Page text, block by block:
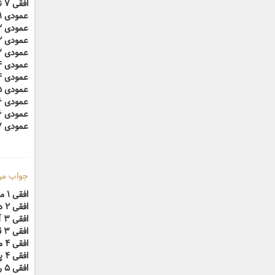
افقی ۷ نوعی بیماری ارثی خونی
عمودی ۱ محل توقف وسایل نقلیه
عمودی ۲ پنهان
عمودی ۲ زمینه
عمودی ۳ بایگانی
عمودی ۴ گریه با سوز و گداز
عمودی ۴ غار
عمودی ۵ سخن
عمودی ۶ اشاره به دور
عمودی ۶ هدف تیرانداز
عمودی ۷ تنظیم منطقی اشیا بر حسب درجه شباهت
جواب مرحله ۷
افقی ۱ میانه‌روی
افقی ۲ در سینما می‌بینند
افقی ۳ آب‌بند
افقی ۳ قوت لایموت
افقی ۴ موی صورت آقایان
افقی ۴ پیشوند نداری
افقی ۵ روز پس از امروز